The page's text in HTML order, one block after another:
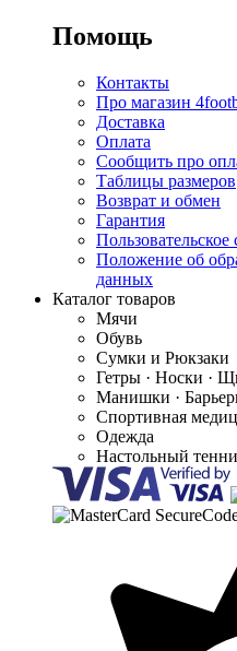
Помощь
Контакты
Про магазин
Доставка
Оплата
Сообщить про
Таблицы размеров
Возврат и обмен
Гарантия
Пользовательское
Положение об
данных
Каталог товаров
Мячи
Обувь
Сумки и Рюкзаки
Гетры · Носки ·
Манишки ·
Спортивная
Одежда
Настольный